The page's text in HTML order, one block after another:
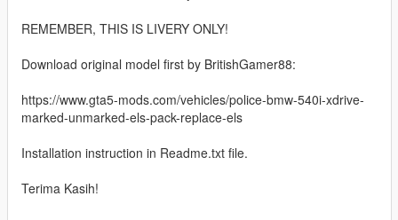
REMEMBER, THIS IS LIVERY ONLY!
Download original model first by BritishGamer88:
https://www.gta5-mods.com/vehicles/police-bmw-540i-xdrive-
marked-unmarked-els-pack-replace-els
Installation instruction in Readme.txt file.
Terima Kasih!